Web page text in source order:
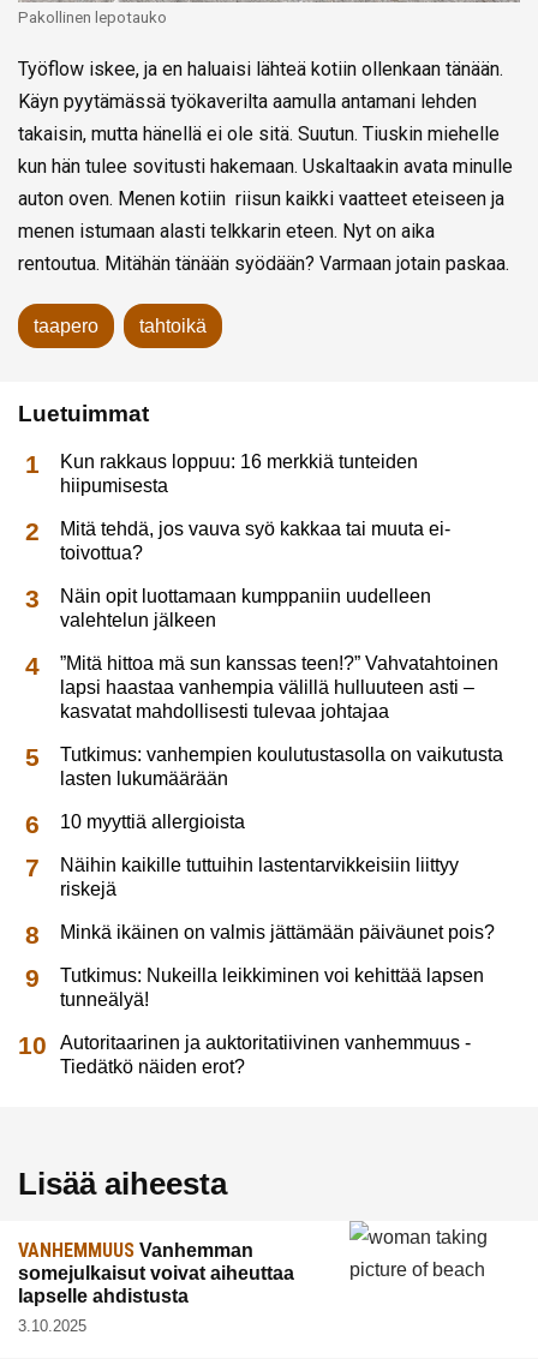
Pakollinen lepotauko
Työflow iskee, ja en haluaisi lähteä kotiin ollenkaan tänään.
Käyn pyytämässä työkaverilta aamulla antamani lehden
takaisin, mutta hänellä ei ole sitä. Suutun. Tiuskin miehelle
kun hän tulee sovitusti hakemaan. Uskaltaakin avata minulle
auton oven. Menen kotiin riisun kaikki vaatteet eteiseen ja
menen istumaan alasti telkkarin eteen. Nyt on aika
rentoutua. Mitähän tänään syödään? Varmaan jotain paskaa.
taapero tahtoikä
Luetuimmat
Kun rakkaus loppuu: 16 merkkiä tunteiden
hiipumisesta
Mitä tehdä, jos vauva syö kakkaa tai muuta ei-
toivottua?
Näin opit luottamaan kumppaniin uudelleen
valehtelun jälkeen
”Mitä hittoa mä sun kanssas teen!?” Vahvatahtoinen
lapsi haastaa vanhempia välillä hulluuteen asti –
kasvatat mahdollisesti tulevaa johtajaa
Tutkimus: vanhempien koulutustasolla on vaikutusta
lasten lukumäärään
10 myyttiä allergioista
Näihin kaikille tuttuihin lastentarvikkeisiin liittyy
riskejä
Minkä ikäinen on valmis jättämään päiväunet pois?
Tutkimus: Nukeilla leikkiminen voi kehittää lapsen
tunneälyä!
Autoritaarinen ja auktoritatiivinen vanhemmuus -
Tiedätkö näiden erot?
Lisää aiheesta
VANHEMMUUS Vanhemman
somejulkaisut voivat aiheuttaa
lapselle ahdistusta
3.10.2025